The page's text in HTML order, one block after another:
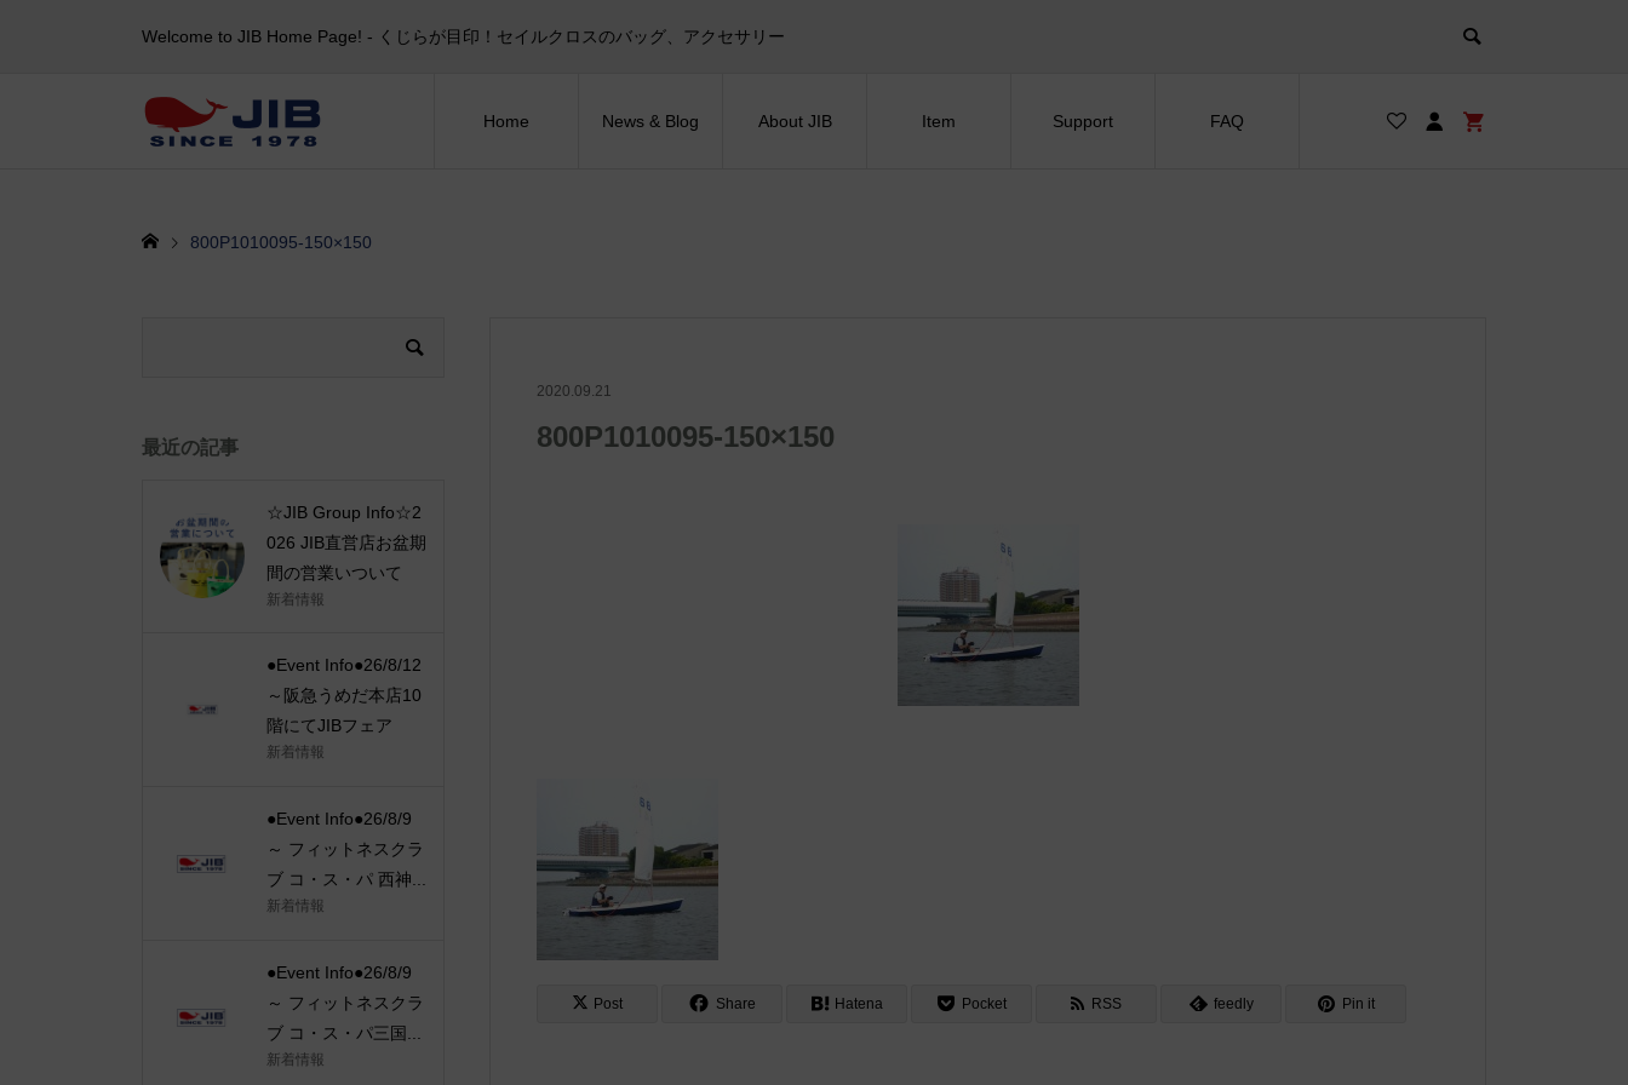
Welcome to JIB Home Page! ‐ くじらが目印！セイルクロスのバッグ、アクセサリー
Home News & Blog About JIB Item Support FAQ
800P1010095-150×150
2020.09.21
800P1010095-150×150
Post Share Hatena Pocket RSS feedly Pin it
最近の記事
☆JIB Group Info☆2
026 JIB直営店お盆期
間の営業いついて
新着情報
●Event Info●26/8/12
～阪急うめだ本店10
階にてJIBフェア
新着情報
●Event Info●26/8/9
～ フィットネスクラ
ブ コ・ス・パ 西神...
新着情報
●Event Info●26/8/9
～ フィットネスクラ
ブ コ・ス・パ三国...
新着情報